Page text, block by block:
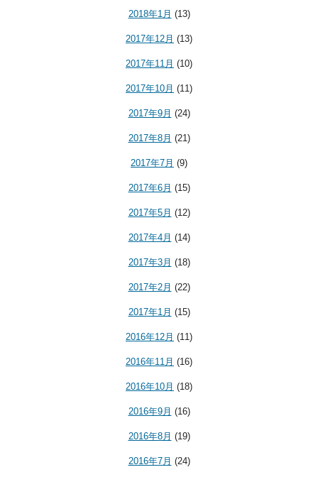
2018年1月 (13)
2017年12月 (13)
2017年11月 (10)
2017年10月 (11)
2017年9月 (24)
2017年8月 (21)
2017年7月 (9)
2017年6月 (15)
2017年5月 (12)
2017年4月 (14)
2017年3月 (18)
2017年2月 (22)
2017年1月 (15)
2016年12月 (11)
2016年11月 (16)
2016年10月 (18)
2016年9月 (16)
2016年8月 (19)
2016年7月 (24)